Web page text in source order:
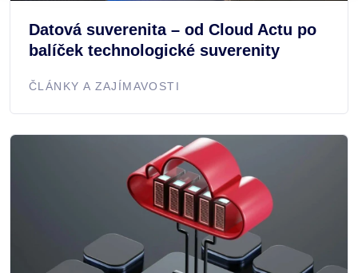
Datová suverenita – od Cloud Actu po
balíček technologické suverenity
ČLÁNKY A ZAJÍMAVOSTI